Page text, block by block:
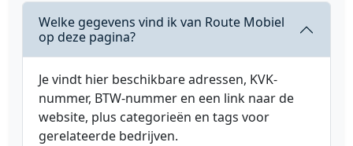
Welke gegevens vind ik van Route Mobiel
op deze pagina?
Je vindt hier beschikbare adressen, KVK-
nummer, BTW-nummer en een link naar de
website, plus categorieën en tags voor
gerelateerde bedrijven.